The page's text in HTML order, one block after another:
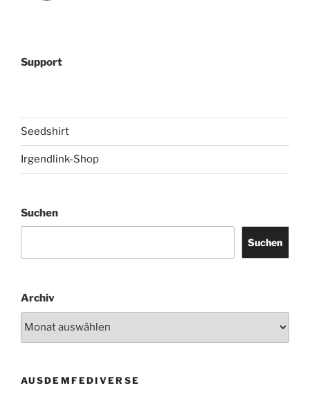
Support
Seedshirt
Irgendlink-Shop
Suchen
Suchen
Archiv
AUSDEMFEDIVERSE